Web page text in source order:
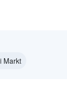
Markt